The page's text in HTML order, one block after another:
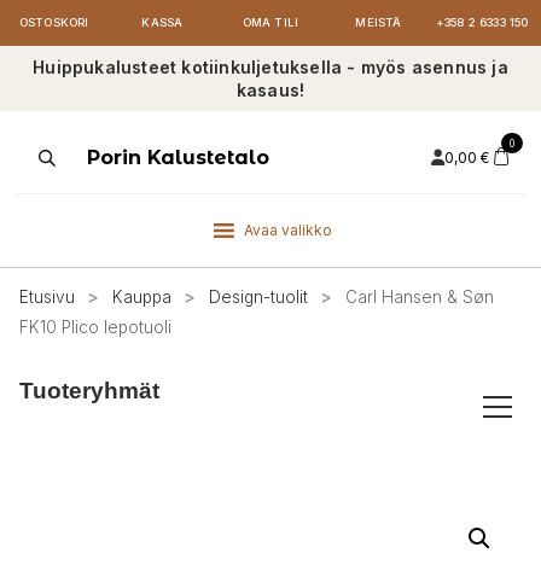
OSTOSKORI KASSA OMA TILI MEISTÄ +358 2 6333 150
Huippukalusteet kotiinkuljetuksella - myös asennus ja
kasaus!
ProductsPorin Kalustetalo 0,00 €
0
Avaa valikko
Etusivu > Kauppa > Design-tuolit >
Carl Hansen & Søn
FK10 Plico lepotuoli
Tuoteryhmät